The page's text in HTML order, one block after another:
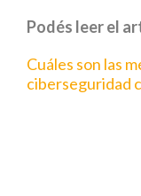
Podés leer el
Cuáles son las
ciberseguridad